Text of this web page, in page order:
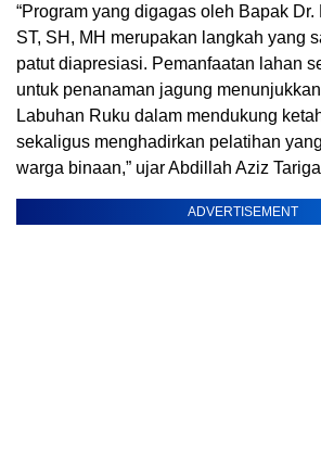
“Program yang digagas oleh Bapak
ST, SH, MH merupakan langkah yang
patut diapresiasi. Pemanfaatan lahan
untuk penanaman jagung
Labuhan Ruku dalam mendukung
sekaligus menghadirkan pelatihan
warga binaan,” ujar Abdillah Aziz
ADVERTISEMENT